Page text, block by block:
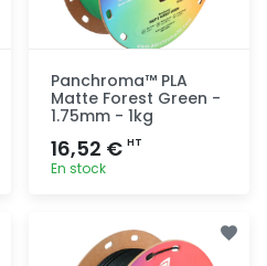
Panchroma™ PLA
Matte Forest Green -
1.75mm - 1kg
16,52 € HT
En stock
rapide